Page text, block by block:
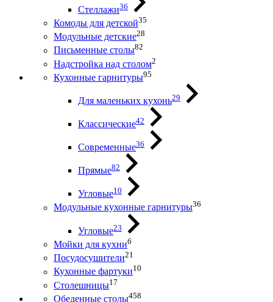
Стеллажи36
Комоды для детской35
Модульные детские28
Письменные столы82
Надстройка над столом2
Кухонные гарнитуры95
Для маленьких кухонь29
Классические42
Современные36
Прямые82
Угловые10
Модульные кухонные гарнитуры36
Угловые23
Мойки для кухни6
Посудосушители21
Кухонные фартуки10
Столешницы17
Обеденные столы458